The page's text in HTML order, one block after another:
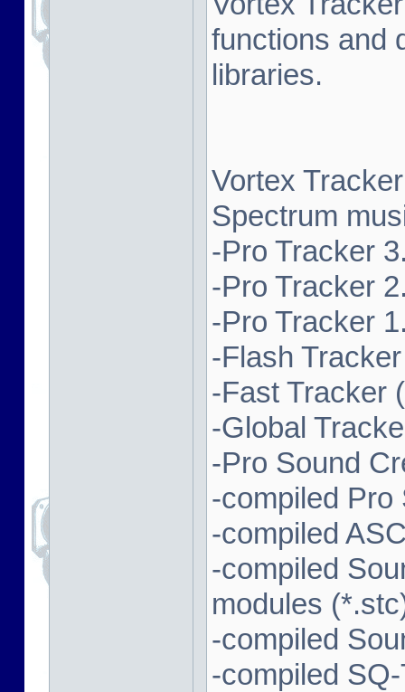
functions and
libraries.
Vortex
Spectrum
-Pro Tracker
-Pro Tracker
-Pro Tracker
-Flash
-Fast Tracker
-Global
-Pro Sound
-compiled Pro
-compiled
-compiled
modules
-compiled
-compiled